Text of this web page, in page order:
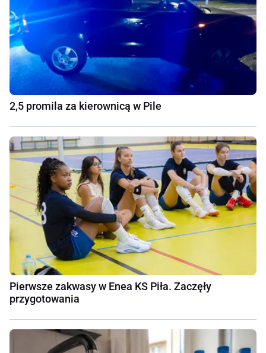
2,5 promila za kierownicą w Pile
Pierwsze zakwasy w Enea KS Piła. Zaczęły
przygotowania